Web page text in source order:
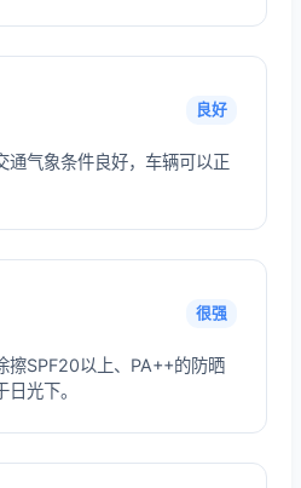
良好
通气象条件良好，车辆可以正
很强
擦SPF20以上、PA++的防晒
光下。